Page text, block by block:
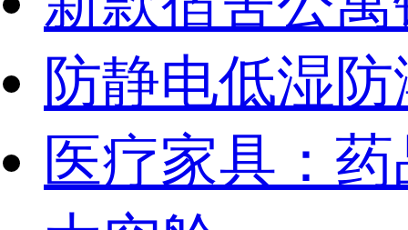
防静电低湿
医疗家具：